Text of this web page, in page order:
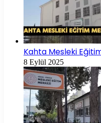
Kahta Mesleki
8 Eylül 2025